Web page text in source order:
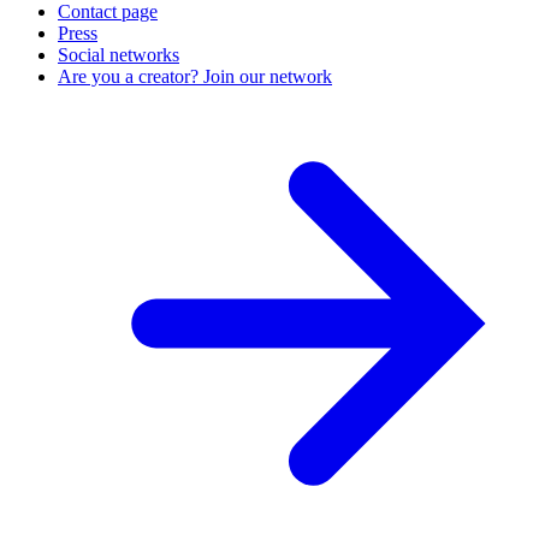
Contact page
Press
Social networks
Are you a creator? Join our network